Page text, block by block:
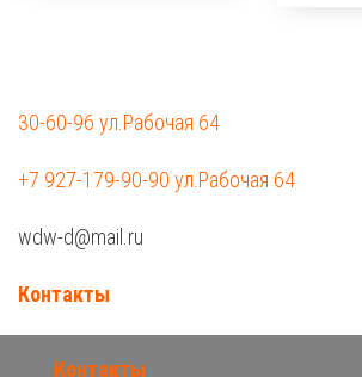
30-60-96 ул.Рабочая 64
+7 927-179-90-90 ул.Рабочая 64
wdw-d@mail.ru
Контакты
Контакты